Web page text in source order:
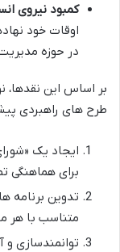
کمبود نیروی
اوقات خود
در حوزه
بر اساس این نقدها،
طرح های راهبردی
ایجاد یک
برای هماهنگی
تدوین برنامه
متناسب با هر
توانمندسازی